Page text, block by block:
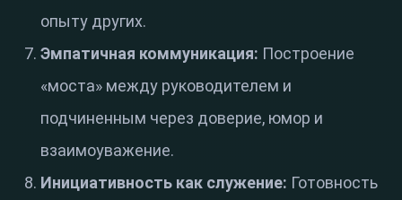
опыту других.
Эмпатичная коммуникация: Построение
«моста» между руководителем и
подчиненным через доверие, юмор и
взаимоуважение.
Инициативность как служение: Готовность